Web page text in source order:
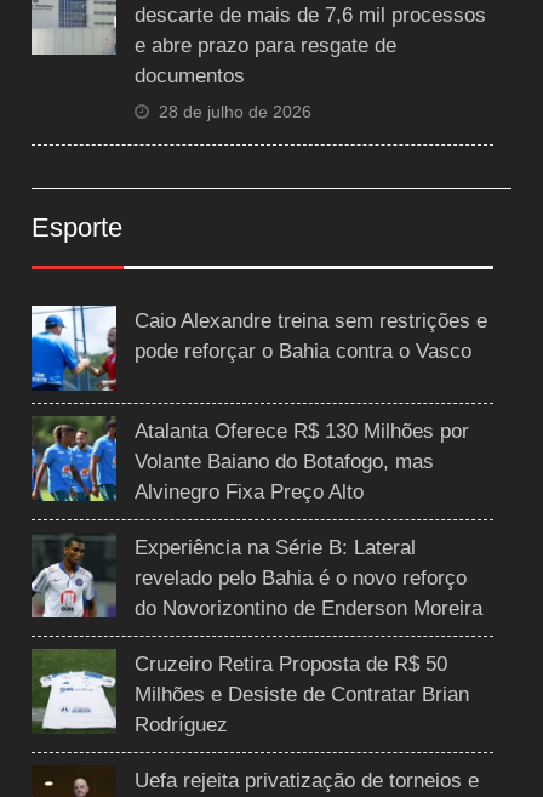
descarte de mais de 7,6 mil processos
e abre prazo para resgate de
documentos
28 de julho de 2026
Esporte
Caio Alexandre treina sem restrições e
pode reforçar o Bahia contra o Vasco
Atalanta Oferece R$ 130 Milhões por
Volante Baiano do Botafogo, mas
Alvinegro Fixa Preço Alto
Experiência na Série B: Lateral
revelado pelo Bahia é o novo reforço
do Novorizontino de Enderson Moreira
Cruzeiro Retira Proposta de R$ 50
Milhões e Desiste de Contratar Brian
Rodríguez
Uefa rejeita privatização de torneios e